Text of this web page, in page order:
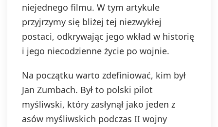
niejednego filmu. W tym artykule
przyjrzymy się bliżej tej niezwykłej
postaci, odkrywając jego wkład w historię
i jego niecodzienne życie po wojnie.
Na początku warto zdefiniować, kim był
Jan Zumbach. Był to polski pilot
myśliwski, który zasłynął jako jeden z
asów myśliwskich podczas II wojny